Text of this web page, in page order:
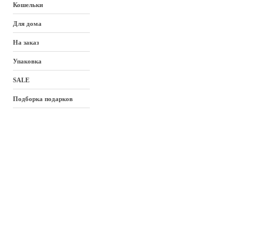
Кошельки
Для дома
На заказ
Упаковка
SALE
Подборка подарков